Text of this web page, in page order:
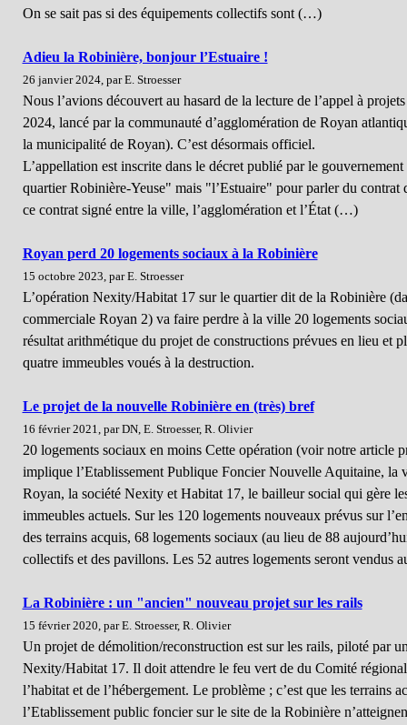
On se sait pas si des équipements collectifs sont (…)
Adieu la Robinière, bonjour l’Estuaire !
26 janvier 2024, par E. Stroesser
Nous l’avions découvert au hasard de la lecture de l’appel à
2024, lancé par la communauté d’agglomération de Royan
la municipalité de Royan). C’est désormais officiel.
L’appellation est inscrite dans le décret publié par le
quartier Robinière-Yeuse" mais "l’Estuaire" pour parler du
ce contrat signé entre la ville, l’agglomération et l’État (…)
Royan perd 20 logements sociaux à la Robinière
15 octobre 2023, par E. Stroesser
L’opération Nexity/Habitat 17 sur le quartier dit de la Robinière
commerciale Royan 2) va faire perdre à la ville 20 logements
résultat arithmétique du projet de constructions prévues en lieu et
quatre immeubles voués à la destruction.
Le projet de la nouvelle Robinière en (très) bref
16 février 2021, par DN, E. Stroesser, R. Olivier
20 logements sociaux en moins Cette opération (voir notre article
implique l’Etablissement Publique Foncier Nouvelle Aquitaine, la
Royan, la société Nexity et Habitat 17, le bailleur social qui gère
immeubles actuels. Sur les 120 logements nouveaux prévus sur
des terrains acquis, 68 logements sociaux (au lieu de 88
collectifs et des pavillons. Les 52 autres logements seront vendus
La Robinière : un "ancien" nouveau projet sur les rails
15 février 2020, par E. Stroesser, R. Olivier
Un projet de démolition/reconstruction est sur les rails, piloté par
Nexity/Habitat 17. Il doit attendre le feu vert de du Comité
l’habitat et de l’hébergement. Le problème ; c’est que les terrains
l’Etablissement public foncier sur le site de la Robinière